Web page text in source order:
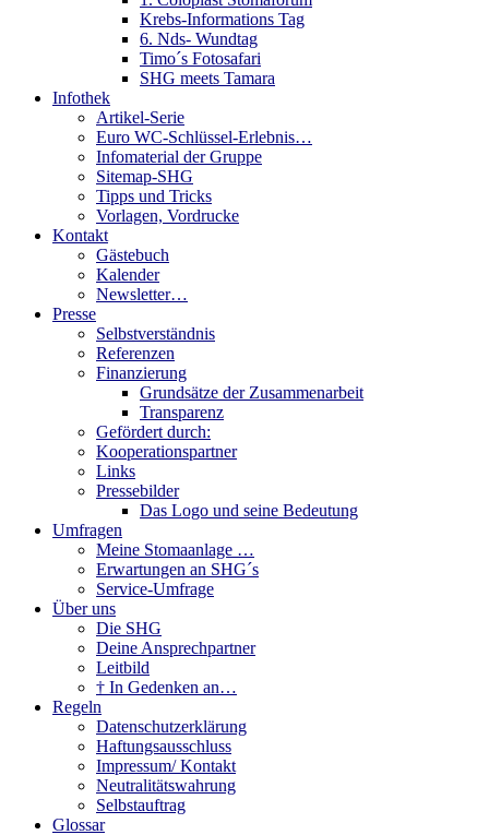
Krebs-Informations Tag
6. Nds- Wundtag
Timo´s Fotosafari
SHG meets Tamara
Infothek
Artikel-Serie
Euro WC-Schlüssel-Erlebnis…
Infomaterial der Gruppe
Sitemap-SHG
Tipps und Tricks
Vorlagen, Vordrucke
Kontakt
Gästebuch
Kalender
Newsletter…
Presse
Selbstverständnis
Referenzen
Finanzierung
Grundsätze der Zusammenarbeit
Transparenz
Gefördert durch:
Kooperationspartner
Links
Pressebilder
Das Logo und seine Bedeutung
Umfragen
Meine Stomaanlage …
Erwartungen an SHG´s
Service-Umfrage
Über uns
Die SHG
Deine Ansprechpartner
Leitbild
† In Gedenken an…
Regeln
Datenschutzerklärung
Haftungsausschluss
Impressum/ Kontakt
Neutralitätswahrung
Selbstauftrag
Glossar